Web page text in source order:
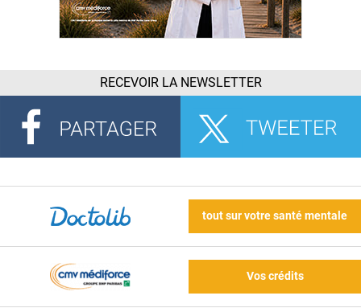
RECEVOIR LA NEWSLETTER
tout sur votre santé mentale
Vos crédits